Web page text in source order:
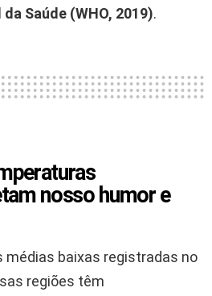
Saúde (WHO, 2019).
nosso humor e
médias baixas registradas no
regiões têm